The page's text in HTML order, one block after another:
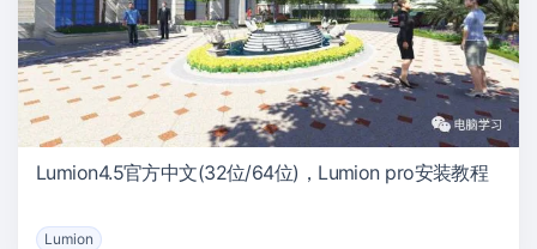
Lumion4.5官方中文(32位/64位)，Lumion pro安装教程
Lumion